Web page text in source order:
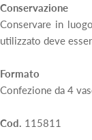
Conservazione
Conservare in
utilizzato deve
Formato
Confezione da 4
Cod. 115811